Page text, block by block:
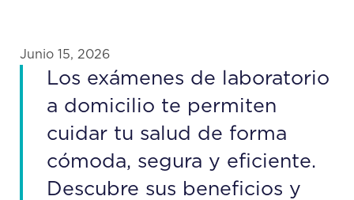
Junio 15, 2026
Los exámenes de laboratorio
a domicilio te permiten
cuidar tu salud de forma
cómoda, segura y eficiente.
Descubre sus beneficios y